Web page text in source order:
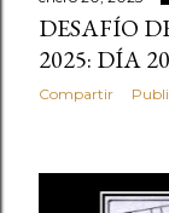
DESAFÍO
2025: DÍA 20
Compartir